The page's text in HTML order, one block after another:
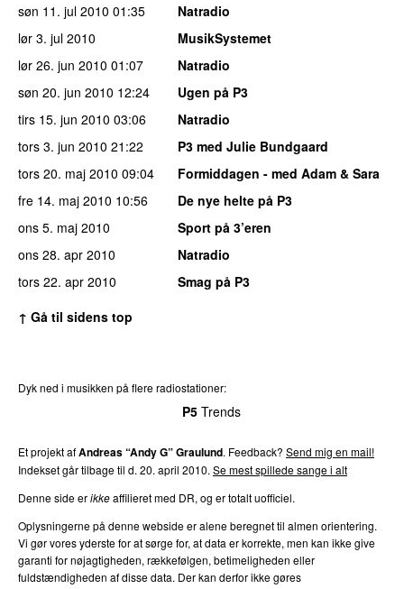
søn 11. jul 2010 01:35
Natradio
lør 3. jul 2010
MusikSystemet
lør 26. jun 2010 01:07
Natradio
søn 20. jun 2010 12:24
Ugen på P3
tirs 15. jun 2010 03:06
Natradio
tors 3. jun 2010 21:22
P3 med Julie Bundgaard
tors 20. maj 2010 09:04
Formiddagen - med Adam & Sara
fre 14. maj 2010 10:56
De nye helte på P3
ons 5. maj 2010
Sport på 3’eren
ons 28. apr 2010
Natradio
tors 22. apr 2010
Smag på P3
↑ Gå til sidens top
Dyk ned i musikken på flere radiostationer:
P5 Trends
Et projekt afAndreas “Andy G” Graulund. Feedback? Send mig en mail!
Indekset går tilbage til d. 20. april 2010. Se mest spillede sange i alt
Denne side erikkeaffilieret med DR, og er totalt uofficiel.
Oplysningerne på denne webside er alene beregnet til almen orientering.
Vi gør vores yderste for at sørge for, at data er korrekte, men kan ikke give
garanti for nøjagtigheden, rækkefølgen, betimeligheden eller
fuldstændigheden af disse data. Der kan derfor ikke gøres